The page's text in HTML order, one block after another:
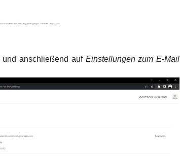
und anschließend aufEinstellungen zum E-Mail